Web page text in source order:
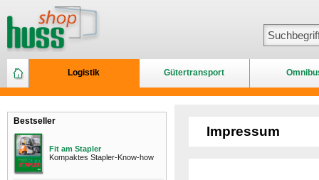
Logistik Gütertransport
Bestseller
Fit am Stapler
Kompaktes Stapler-Know-how
Impressum